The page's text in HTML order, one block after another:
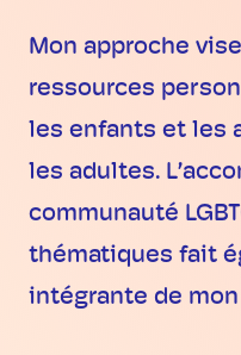
Mon approche
ressources
les enfants et les
les adultes.
communauté
thématiques fait
intégrante de